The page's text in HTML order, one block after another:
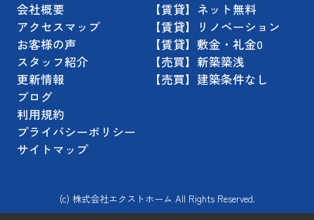
会社概要
アクセスマップ
お客様の声
スタッフ紹介
更新情報
ブログ
利用規約
プライバシーポリシー
サイトマップ
【賃貸】ネット無料
【賃貸】リノベーション
【賃貸】敷金・礼金0
【売買】新築築浅
【売買】建築条件なし
(c) 株式会社エクストホーム All Rights Reserved.